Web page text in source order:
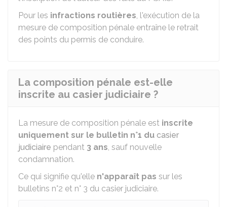
Pour les infractions routières, l'exécution de la
mesure de composition pénale entraîne le retrait
des points du permis de conduire.
La composition pénale est-elle
inscrite au casier judiciaire ?
La mesure de composition pénale est inscrite
uniquement sur le bulletin n°1 du casier
judiciaire pendant 3 ans, sauf nouvelle
condamnation.
Ce qui signifie qu'elle n'apparaît pas sur les
bulletins n°2 et n° 3 du casier judiciaire.